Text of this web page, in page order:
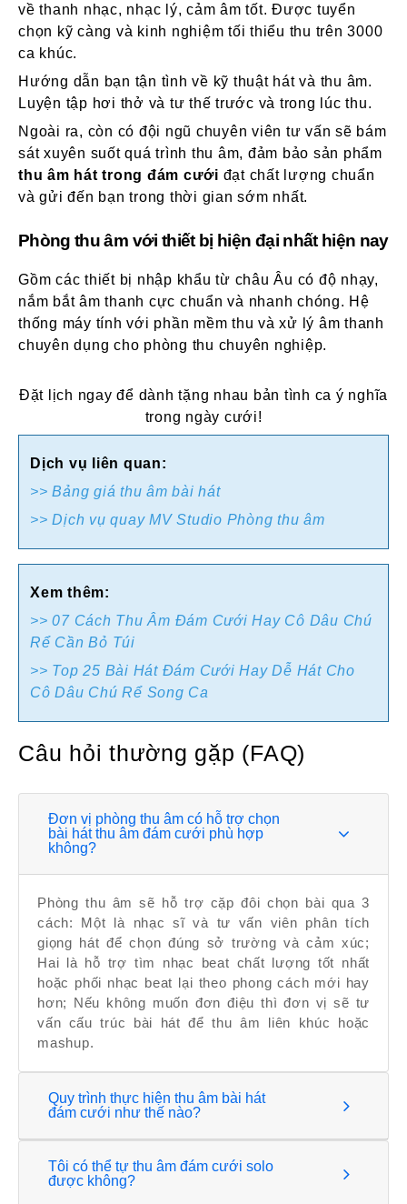
về thanh nhạc, nhạc lý, cảm âm tốt. Được tuyển
chọn kỹ càng và kinh nghiệm tối thiểu thu trên 3000
ca khúc.
Hướng dẫn bạn tận tình về kỹ thuật hát và thu âm.
Luyện tập hơi thở và tư thế trước và trong lúc thu.
Ngoài ra, còn có đội ngũ chuyên viên tư vấn sẽ bám
sát xuyên suốt quá trình thu âm, đảm bảo sản phẩm
thu âm hát trong đám cưới đạt chất lượng chuẩn
và gửi đến bạn trong thời gian sớm nhất.
Phòng thu âm với thiết bị hiện đại nhất hiện nay
Gồm các thiết bị nhập khẩu từ châu Âu có độ nhạy,
nắm bắt âm thanh cực chuẩn và nhanh chóng. Hệ
thống máy tính với phần mềm thu và xử lý âm thanh
chuyên dụng cho phòng thu chuyên nghiệp.
Đặt lịch ngay để dành tặng nhau bản tình ca ý nghĩa
trong ngày cưới!
Dịch vụ liên quan:
>> Bảng giá thu âm bài hát
>> Dịch vụ quay MV Studio Phòng thu âm
Xem thêm:
>> 07 Cách Thu Âm Đám Cưới Hay Cô Dâu Chú
Rể Cần Bỏ Túi
>> Top 25 Bài Hát Đám Cưới Hay Dễ Hát Cho
Cô Dâu Chú Rể Song Ca
Câu hỏi thường gặp (FAQ)
Đơn vị phòng thu âm có hỗ trợ chọn
bài hát thu âm đám cưới phù hợp
không?
Phòng thu âm sẽ hỗ trợ cặp đôi chọn bài qua 3
cách: Một là nhạc sĩ và tư vấn viên phân tích
giọng hát để chọn đúng sở trường và cảm xúc;
Hai là hỗ trợ tìm nhạc beat chất lượng tốt nhất
hoặc phối nhạc beat lại theo phong cách mới hay
hơn; Nếu không muốn đơn điệu thì đơn vị sẽ tư
vấn cấu trúc bài hát để thu âm liên khúc hoặc
mashup.
Quy trình thực hiện thu âm bài hát
đám cưới như thế nào?
Tôi có thể tự thu âm đám cưới solo
được không?